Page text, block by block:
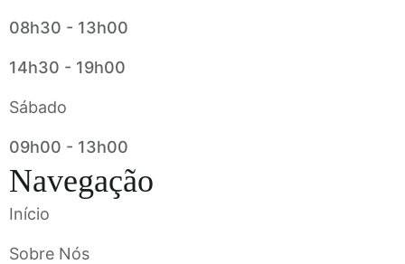
08h30 - 13h00
14h30 - 19h00
Sábado
09h00 - 13h00
Navegação
Início
Sobre Nós